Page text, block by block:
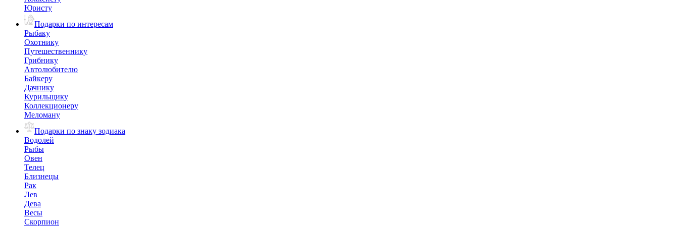
Юристу
Подарки по интересам
Рыбаку
Охотнику
Путешественнику
Грибнику
Автолюбителю
Байкеру
Дачнику
Курильщику
Коллекционеру
Меломану
Подарки по знаку зодиака
Водолей
Рыбы
Овен
Телец
Близнецы
Рак
Лев
Дева
Весы
Скорпион